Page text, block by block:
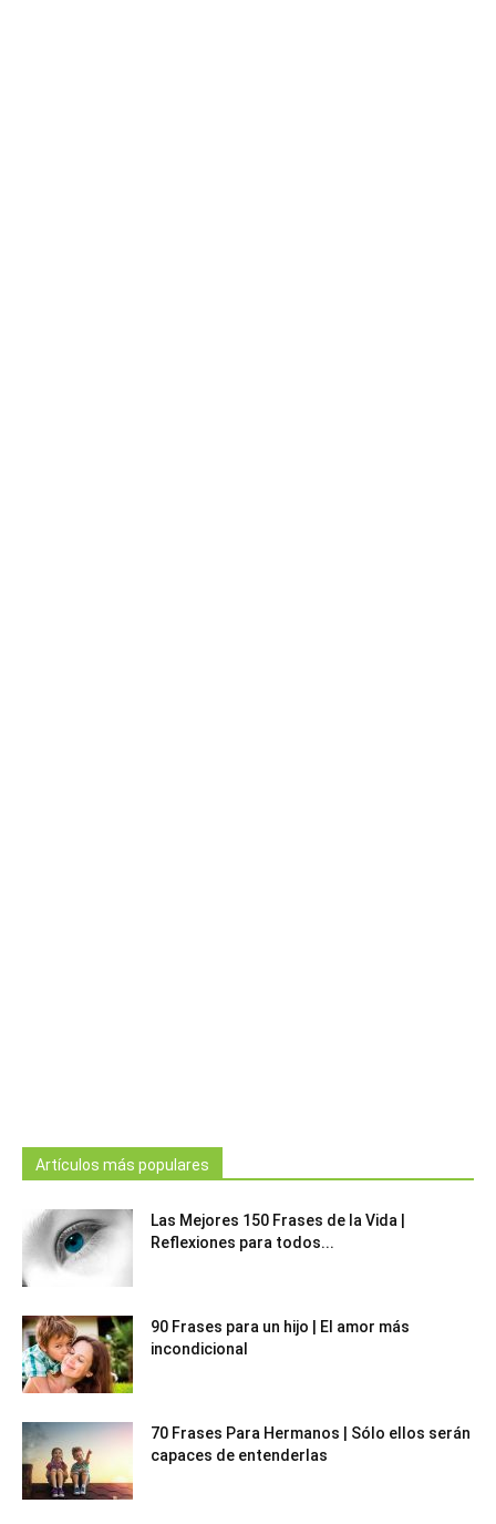
Artículos más populares
Las Mejores 150 Frases de la Vida |
Reflexiones para todos...
90 Frases para un hijo | El amor más
incondicional
70 Frases Para Hermanos | Sólo ellos serán
capaces de entenderlas